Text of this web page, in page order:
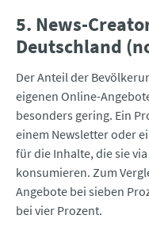
5. News-
Deutschland
Der Anteil der
eigenen Online-
besonders gering. Ein
einem Newsletter oder
für die Inhalte, die sie
konsumieren. Zum
Angebote bei sieben
bei vier Prozent.